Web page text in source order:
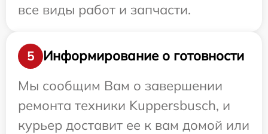
все виды работ и запчасти.
5
Информирование о готовности
Мы сообщим Вам о завершении
ремонта техники Kuppersbusch, и
курьер доставит ее к вам домой или